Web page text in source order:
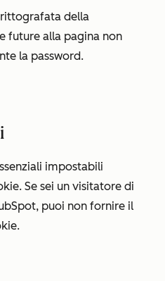
della
future alla pagina non
la password.
impostabili
Se sei un visitatore di
puoi non fornire il